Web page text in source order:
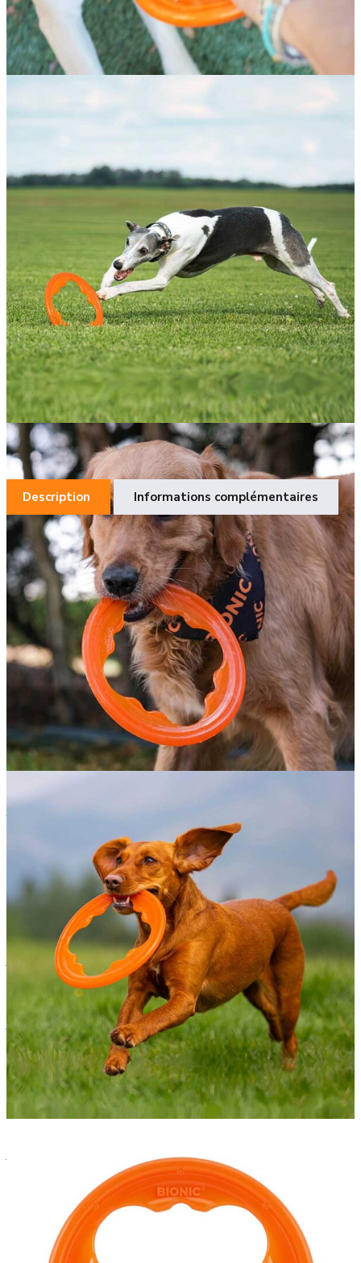
ANNEAU TOSS-N-TUG TURBO
Jouet trois-en-un.
L’anneau Toss-N-Tug Turbo BIONIC est
muni d’une prise ergonomique et flotte, ce qui le rend idéal
pour jouer à rapporter n’importe où. 1. Il résiste à des heures
de jeu pour plus de divertissement. 2. Il est léger, donc facile
à lancer pour des séances fantastiques de jeu à rapporter. 3. Il
roule facilement au plus grand plaisir des chiens qui le
pourchasse, fournissant ainsi trois fois plus de plaisir à ces
derniers.
Taille unique.
Art. : 97813
Description Informations complémentaires
Description
CAOUTCHOUC BIONIC RUBBER:Fait de caoutchouc
BIONIC RUBBER exclusif, l’anneau Toss-N-Tug Turbo BIONIC
est conçu, fabriqué et testé pour la qualité aux États-Unis.
Exempt de substances nocives comme le plomb, le BPA et
les phtalates, cet anneau vous permet de jouer à rapporter
et à tirer avec votre chien de façon sécuritaire. De plus, les
produits BIONIC sont rigoureusement testés pour la
durabilité dans un laboratoire américain avec la norme
JEU POLYVALENT
visible, l’anneau Toss-N-Tug Turbo est facile à repérer et
parfait dans n’importe quel environnement de jeu. De plus,
cet anneau durable flotte, ce qui le rend idéal pour les
séances de jeu à l’intérieur et à l’extérieur, ou dans l’eau. Il est
parfait pour jouer à lancer et à tirer et pour faire rouler,
fournissant ainsi du plaisir à l’infini à votre chien.
FACILE À NETTOYER : Maintenez facilement la propreté du
jouet de votre chien en le plaçant dans le panier supérieur du
lave-vaisselle pour un nettoyage rapide et en profondeur.
DESIGN LÉGER :L’anneau Toss-N-Tug Turbo n’est pas un
jouet à mâcher; il est conçu pour jouer à lancer, il est donc
léger. Pour les chiens qui mâchonnent avec intensité, optez
pour l’un des merveilleux jouets à mâcher de la gamme
BIONIC, lesquels sont munis de la géométrie défensive
brevetée conçue pour résister même aux mâcheurs les plus
acharnés.
jouet. Vérifier régulièrement les jouets. Si le jouet est
détérioré, ou si des morceaux se détachent, l’enlever à son
animal et le remplacer, car de graves blessures peuvent
s’ensuivre. Ce jouet est destiné seulement aux animaux de
compagnie.